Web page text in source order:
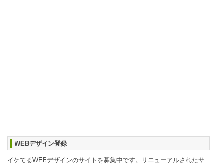
WEBデザイン登録
イケてるWEBデザインのサイトを募集中です。リニューアルされたサ